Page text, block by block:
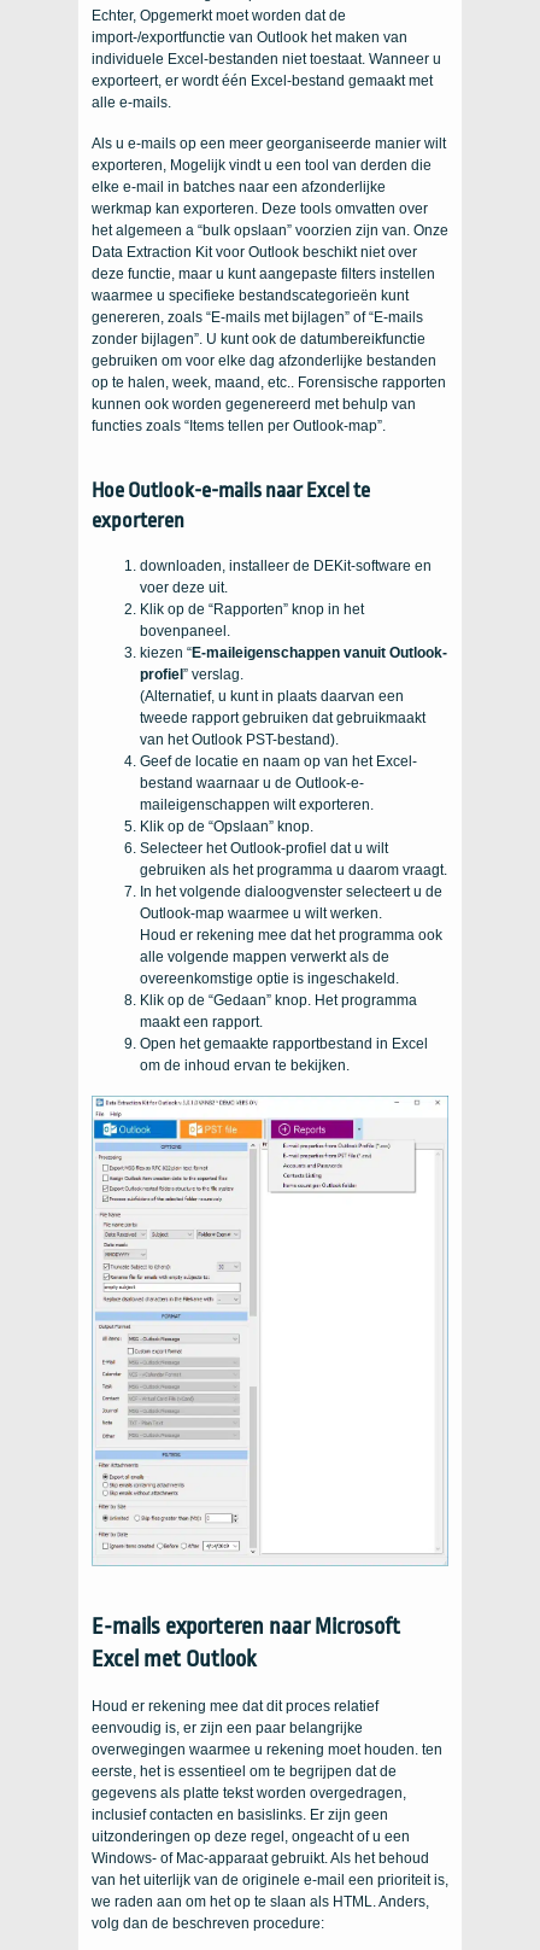
Echter, Opgemerkt moet worden dat de
import-/exportfunctie van Outlook het maken van
individuele Excel-bestanden niet toestaat. Wanneer u
exporteert, er wordt één Excel-bestand gemaakt met
alle e-mails.
Als u e-mails op een meer georganiseerde manier wilt
exporteren, Mogelijk vindt u een tool van derden die
elke e-mail in batches naar een afzonderlijke
werkmap kan exporteren. Deze tools omvatten over
het algemeen a “bulk opslaan” voorzien zijn van. Onze
Data Extraction Kit voor Outlook beschikt niet over
deze functie, maar u kunt aangepaste filters instellen
waarmee u specifieke bestandscategorieën kunt
genereren, zoals “E-mails met bijlagen” of “E-mails
zonder bijlagen”. U kunt ook de datumbereikfunctie
gebruiken om voor elke dag afzonderlijke bestanden
op te halen, week, maand, etc.. Forensische rapporten
kunnen ook worden gegenereerd met behulp van
functies zoals “Items tellen per Outlook-map”.
Hoe Outlook-e-mails naar Excel te
exporteren
downloaden, installeer de DEKit-software en
voer deze uit.
Klik op de “Rapporten” knop in het
bovenpaneel.
kiezen “E-maileigenschappen vanuit Outlook-
profiel ” verslag.
(Alternatief, u kunt in plaats daarvan een
tweede rapport gebruiken dat gebruikmaakt
van het Outlook PST-bestand).
Geef de locatie en naam op van het Excel-
bestand waarnaar u de Outlook-e-
maileigenschappen wilt exporteren.
Klik op de “Opslaan” knop.
Selecteer het Outlook-profiel dat u wilt
gebruiken als het programma u daarom vraagt.
In het volgende dialoogvenster selecteert u de
Outlook-map waarmee u wilt werken.
Houd er rekening mee dat het programma ook
alle volgende mappen verwerkt als de
overeenkomstige optie is ingeschakeld.
Klik op de “Gedaan” knop. Het programma
maakt een rapport.
Open het gemaakte rapportbestand in Excel
om de inhoud ervan te bekijken.
E-mails exporteren naar Microsoft
Excel met Outlook
Houd er rekening mee dat dit proces relatief
eenvoudig is, er zijn een paar belangrijke
overwegingen waarmee u rekening moet houden. ten
eerste, het is essentieel om te begrijpen dat de
gegevens als platte tekst worden overgedragen,
inclusief contacten en basislinks. Er zijn geen
uitzonderingen op deze regel, ongeacht of u een
Windows- of Mac-apparaat gebruikt. Als het behoud
van het uiterlijk van de originele e-mail een prioriteit is,
we raden aan om het op te slaan als HTML. Anders,
volg dan de beschreven procedure: